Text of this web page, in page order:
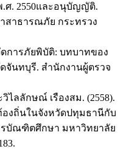
ศ. 2550และอนุบัญญัติ.
สาธารณภัย กระทรวง
ดการภัยพิบัติ: บทบาทของ
จันทบุรี. สำนักงานผู้ตรวจ
ลลักษณ์ เรืองสม. (2558).
งถิ่นในจังหวัดปทุมธานีกับ
บัณฑิตศึกษา มหาวิทยาลัย